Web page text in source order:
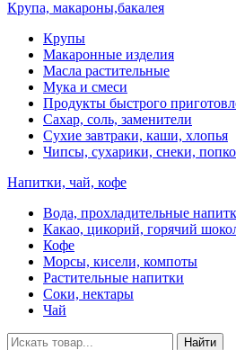
Крупа, макароны,бакалея
Крупы
Макаронные изделия
Масла растительные
Мука и смеси
Продукты быстрого
Сахар, соль, заменители
Сухие завтраки, каши, хлопья
Чипсы, сухарики, снеки,
Напитки, чай, кофе
Вода, прохладительные
Какао, цикорий, горячий
Кофе
Морсы, кисели, компоты
Растительные напитки
Соки, нектары
Чай
Найти